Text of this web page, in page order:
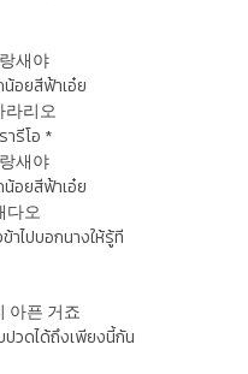
새야
น้อยสีฟ้าเอ๋ย
라리오
ารีโอ *
새야
น้อยสีฟ้าเอ๋ย
다오
าไปบอกนางให้รู้ที
아픈 거죠
ปวดได้ถึงเพียงนี้กัน